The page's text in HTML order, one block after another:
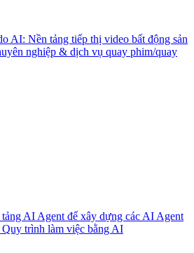
AI: Nền tảng tiếp thị video bất động sản
nghiệp & dịch vụ quay phim/quay
AI Agent để xây dựng các AI Agent
trình làm việc bằng AI